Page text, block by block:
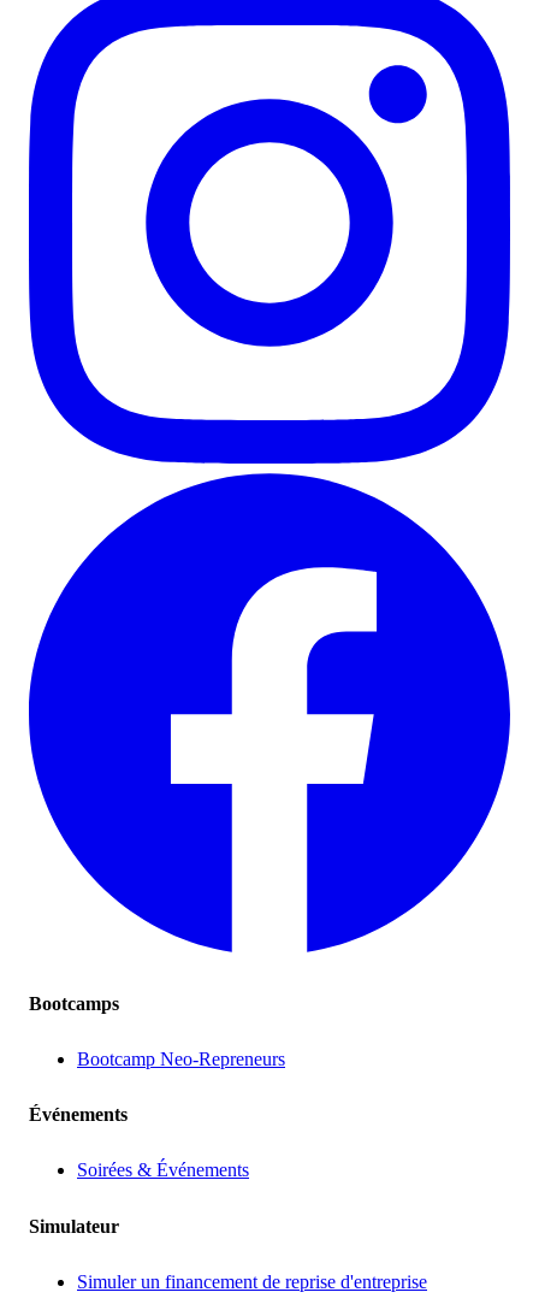
Bootcamps
Bootcamp Neo-Repreneurs
Événements
Soirées & Événements
Simulateur
Simuler un financement de reprise d'entreprise